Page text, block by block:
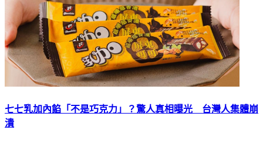
七七乳加內餡「不是巧克力」？驚人真相曝光 台灣人集體崩
潰